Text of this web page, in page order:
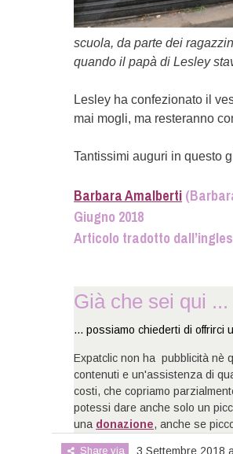
scuola, da parte dei
quando il papà di Lesley
Lesley ha confezionato il
mai mogli, ma resteranno
Tantissimi auguri in questo
Barbara Amalberti
Giugno 2018
Articolo tradotto
Già che sei qui ...
... possiamo chiederti di offrirci
Expatclic non ha pubblicità nè
contenuti e un'assistenza di
costi, che copriamo
potessi dare anche solo un
una donazione, anche se
Share via 3 Settembre 2018